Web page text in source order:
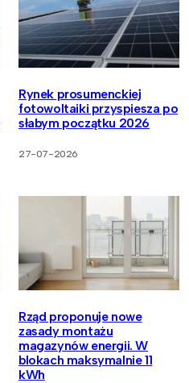
Rynek prosumenckiej
fotowoltaiki przyspiesza po
słabym początku 2026
27-07-2026
Rząd proponuje nowe
zasady montażu
magazynów energii. W
blokach maksymalnie 11
kWh